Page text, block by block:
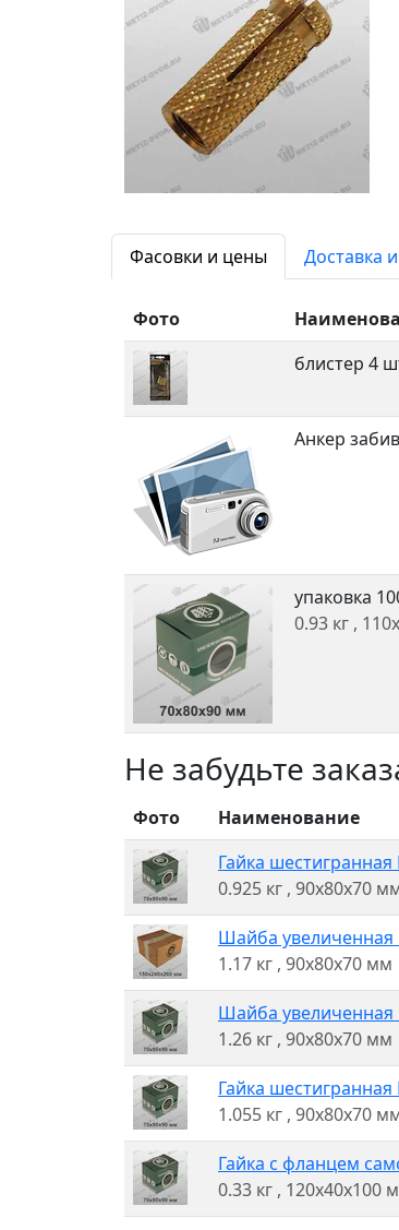
Фасовки и цены Доставка
Фото
блистер 4
Анкер
упаковка
0.93 кг ,
Не забудьте
Фото Наименование
Гайка
0.925 кг , 90x80x70
Шайба увеличенная
1.17 кг , 90x80x70 мм
Шайба увеличенная
1.26 кг , 90x80x70 мм
Гайка
1.055 кг , 90x80x70
Гайка с фланцем
0.33 кг , 120x40x100